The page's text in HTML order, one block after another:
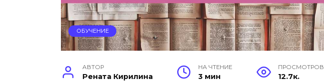
ОБУЧЕНИЕ
АВТОР
Рената Кирилина
НА ЧТЕНИЕ
3 мин
ПРОСМОТРОВ
12.7к.